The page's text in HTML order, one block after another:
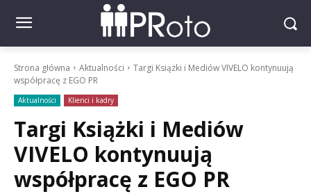
Strona główna Aktualności
Targi Książki i Mediów VIVELO kontynuują
współpracę z EGO PR
Aktualności Klienci i kadry
Targi Książki i Mediów
VIVELO kontynuują
współpracę z EGO PR